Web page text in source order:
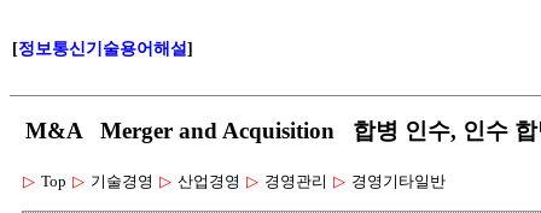
[정보통신기술용어해설]
M&A Merger and Acquisition 합병 인수, 인수 합
▷ Top ▷ 기술경영 ▷ 산업경영 ▷ 경영관리 ▷ 경영기타일반